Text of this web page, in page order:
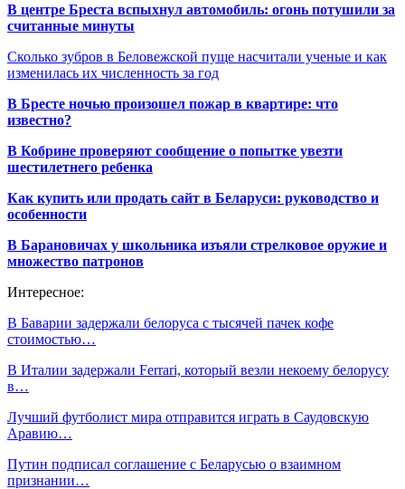
В центре Бреста вспыхнул автомобиль: огонь потушили за
считанные минуты
Сколько зубров в Беловежской пуще насчитали ученые и как
изменилась их численность за год
В Бресте ночью произошел пожар в квартире: что
известно?
В Кобрине проверяют сообщение о попытке увезти
шестилетнего ребенка
Как купить или продать сайт в Беларуси: руководство и
особенности
В Барановичах у школьника изъяли стрелковое оружие и
множество патронов
Интересное:
В Баварии задержали белоруса с тысячей пачек кофе
стоимостью…
В Италии задержали Ferrari, который везли некоему белорусу
в…
Лучший футболист мира отправится играть в Саудовскую
Аравию…
Путин подписал соглашение с Беларусью о взаимном
признании…